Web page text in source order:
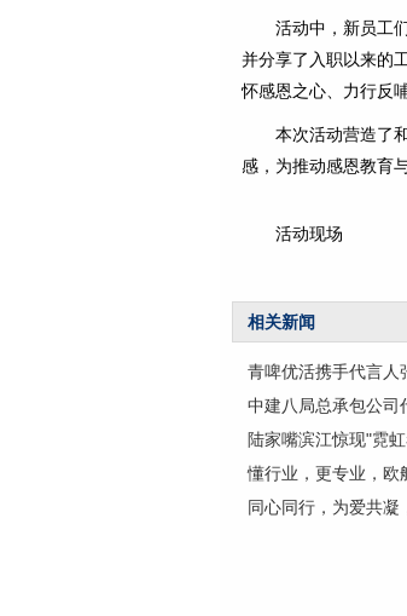
活动中，新员工
并分享了入职以来的
怀感恩之心、力行反
本次活动营造了
感，为推动感恩教育
活动现场
相关新闻
青啤优活携手代言人
中建八局总承包公司
陆家嘴滨江惊现"霓
懂行业，更专业，欧
同心同行，为爱共凝